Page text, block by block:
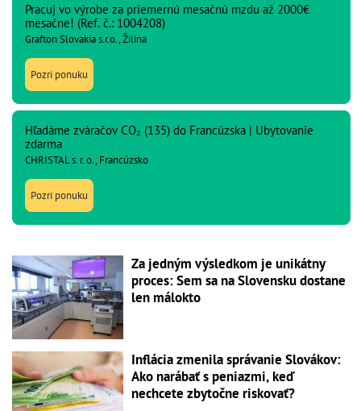
Pracuj vo výrobe za priemernú mesačnú mzdu až 2000€
mesačne! (Ref. č.: 1004208)
Grafton Slovakia s.r.o., Žilina
Pozri ponuku
Hľadáme zváračov CO₂ (135) do Francúzska | Ubytovanie
zdarma
CHRISTAL s. r. o., Francúzsko
Pozri ponuku
Za jedným výsledkom je unikátny
proces: Sem sa na Slovensku dostane
len málokto
Inflácia zmenila správanie Slovákov:
Ako narábať s peniazmi, keď
nechcete zbytočne riskovať?